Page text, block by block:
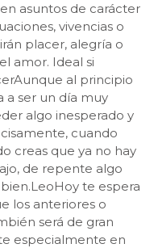
asuntos de carácter
vivencias o
placer, alegría o
amor. Ideal si
al principio
a ser un día muy
algo inesperado y
cuando
creas que ya no hay
de repente algo
te espera
los anteriores o
será de gran
especialmente en